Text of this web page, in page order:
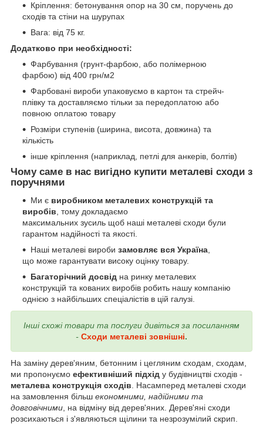
Кріплення: бетонування опор на 30 см, поручень до
сходів та стіни на шурупах
Вага: від 75 кг.
Додатково при необхідності:
Фарбування (грунт-фарбою, або полімерною
фарбою) від 400 грн/м2
Фарбовані вироби упаковуємо в картон та стрейч-
плівку та доставляємо тільки за передоплатою або
повною оплатою товару
Розміри ступенів (ширина, висота, довжина) та
кількість
інше кріплення (наприклад, петлі для анкерів, болтів)
Чому саме в нас вигідно купити металеві сходи з
поручнями
Ми є виробником металевих конструкцій та
виробів , тому докладаємо
максимальних зусиль щоб наші металеві сходи були
гарантом надійності та якості.
Наші металеві вироби замовляє вся Україна
що може гарантувати високу оцінку товару.
Багаторічний досвід на ринку металевих
конструкцій та кованих виробів робить нашу компанію
однією з найбільших спеціалістів в цій галузі.
Інші схожі товари та послуги дивіться за посиланням
- Сходи металеві зовнішні.
На заміну дерев'яним, бетонним і цегляним сходам, сходам,
ми пропонуємо ефективніший підхід у будівництві сходів -
металева конструкція сходів . Насамперед металеві сходи
на замовлення більш економними, надійними та
довговічними , на відміну від дерев'яних. Дерев'яні сходи
розсихаються і з'являються щілини та незрозумілий скрип.